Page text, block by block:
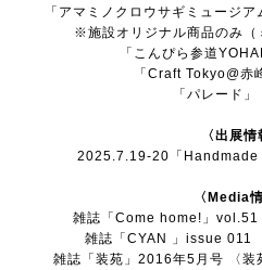
「 アマミノクロウサギミュージ
※施設オリジナル商品のみ（
「 こんぴら参道
「Craft Tokyo@赤
「パレード 」
〈出展情
2025.7.19-20「Handmade
〈Media
雑誌「Come home!」vol.51
雑誌「CYAN 」issue 011
雑誌「装苑」2016年5月号 〈装